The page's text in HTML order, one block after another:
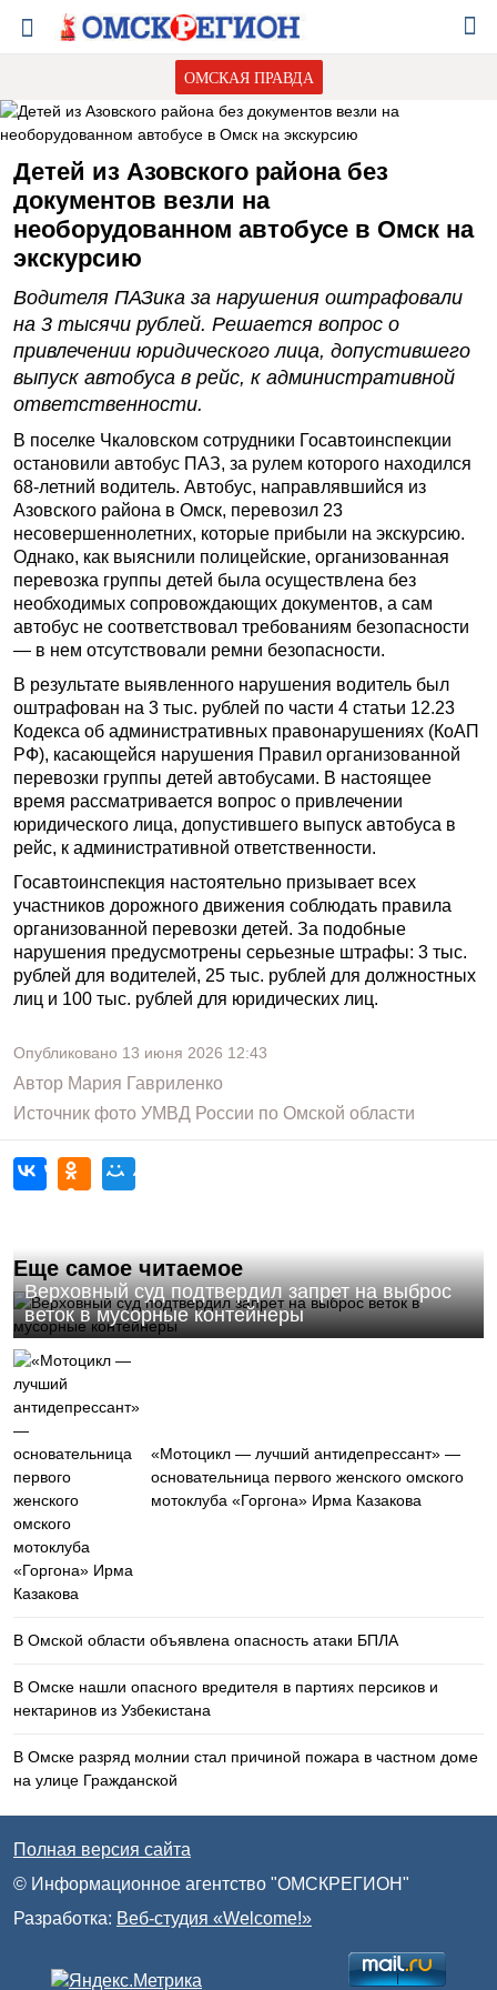
ОМСКАЯ ПРАВДА
Детей из Азовского района без
документов везли на
необорудованном автобусе в Омск на
экскурсию
Водителя ПАЗика за нарушения оштрафовали
на 3 тысячи рублей. Решается вопрос о
привлечении юридического лица, допустившего
выпуск автобуса в рейс, к административной
ответственности.
В поселке Чкаловском сотрудники Госавтоинспекции
остановили автобус ПАЗ, за рулем которого находился
68-летний водитель. Автобус, направлявшийся из
Азовского района в Омск, перевозил 23
несовершеннолетних, которые прибыли на экскурсию.
Однако, как выяснили полицейские, организованная
перевозка группы детей была осуществлена без
необходимых сопровождающих документов, а сам
автобус не соответствовал требованиям безопасности
— в нем отсутствовали ремни безопасности.
В результате выявленного нарушения водитель был
оштрафован на 3 тыс. рублей по части 4 статьи 12.23
Кодекса об административных правонарушениях (КоАП
РФ), касающейся нарушения Правил организованной
перевозки группы детей автобусами. В настоящее
время рассматривается вопрос о привлечении
юридического лица, допустившего выпуск автобуса в
рейс, к административной ответственности.
Госавтоинспекция настоятельно призывает всех
участников дорожного движения соблюдать правила
организованной перевозки детей. За подобные
нарушения предусмотрены серьезные штрафы: 3 тыс.
рублей для водителей, 25 тыс. рублей для должностных
лиц и 100 тыс. рублей для юридических лиц.
Опубликовано 13 июня 2026 12:43
Автор Мария Гавриленко
Источник фото УМВД России по Омской области
Еще самое читаемое
Верховный суд подтвердил запрет на выброс
веток в мусорные контейнеры
«Мотоцикл — лучший антидепрессант» —
основательница первого женского омского
мотоклуба «Горгона» Ирма Казакова
В Омской области объявлена опасность атаки БПЛА
В Омске нашли опасного вредителя в партиях персиков и
нектаринов из Узбекистана
В Омске разряд молнии стал причиной пожара в частном доме
на улице Гражданской
Полная версия сайта
© Информационное агентство "ОМСКРЕГИОН"
Разработка: Веб-студия «Welcome!»